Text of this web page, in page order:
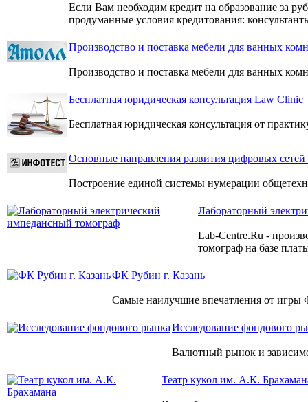
Если Вам необходим кредит на образование за
продуманные условия кредитования:
Производство и поставка мебели для ванных
Производство и поставка мебели для ванных
Бесплатная юридическая консультация Law Clinic
Бесплатная юридическая консультация от
Основные направления развития цифровых
Построение единой системы нумерации
Лабораторный
Lab-Centre.Ru -
томограф на базе
ФК Рубин г. Казань
Самые наилучшие впечатления от игры
Исследование фондового
Валютный рынок и
Театр кукол им. А.К.